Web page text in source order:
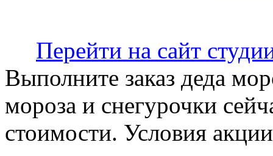
Перейти на сайт
Выполните заказ деда
мороза и снегурочки
стоимости. Условия